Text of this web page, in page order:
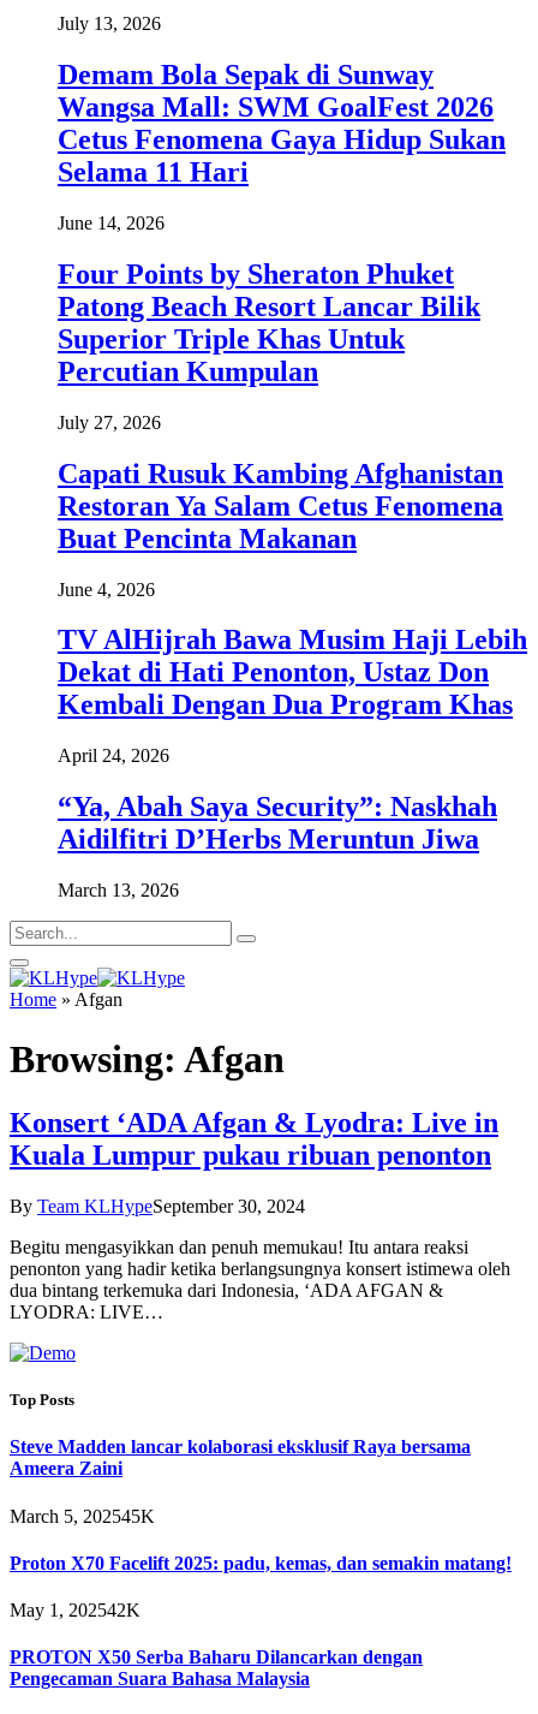
July 13, 2026
Demam Bola Sepak di Sunway
Wangsa Mall: SWM GoalFest 2026
Cetus Fenomena Gaya Hidup Sukan
Selama 11 Hari
June 14, 2026
Four Points by Sheraton Phuket
Patong Beach Resort Lancar Bilik
Superior Triple Khas Untuk
Percutian Kumpulan
July 27, 2026
Capati Rusuk Kambing Afghanistan
Restoran Ya Salam Cetus Fenomena
Buat Pencinta Makanan
June 4, 2026
TV AlHijrah Bawa Musim Haji Lebih
Dekat di Hati Penonton, Ustaz Don
Kembali Dengan Dua Program Khas
April 24, 2026
“Ya, Abah Saya Security”: Naskhah
Aidilfitri D’Herbs Meruntun Jiwa
March 13, 2026
Home » Afgan
Browsing: Afgan
Konsert ‘ADA Afgan & Lyodra: Live in
Kuala Lumpur pukau ribuan penonton
By Team KLHypeSeptember 30, 2024
Begitu mengasyikkan dan penuh memukau! Itu antara reaksi
penonton yang hadir ketika berlangsungnya konsert istimewa oleh
dua bintang terkemuka dari Indonesia, ‘ADA AFGAN &
LYODRA: LIVE…
Top Posts
Steve Madden lancar kolaborasi eksklusif Raya bersama
Ameera Zaini
March 5, 202545K
Proton X70 Facelift 2025: padu, kemas, dan semakin matang!
May 1, 202542K
PROTON X50 Serba Baharu Dilancarkan dengan
Pengecaman Suara Bahasa Malaysia